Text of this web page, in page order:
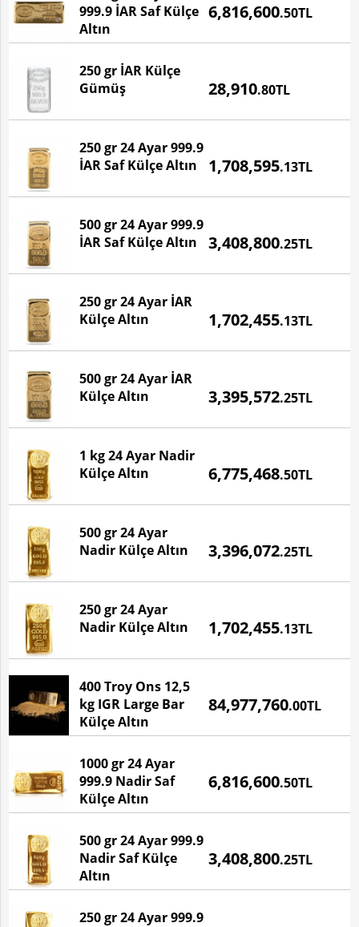
999.9 İAR Saf Külçe
Altın
6,816,600.50TL
250 gr İAR Külçe
Gümüş
28,910.80TL
250 gr 24 Ayar 999.9
İAR Saf Külçe Altın
1,708,595.13TL
500 gr 24 Ayar 999.9
İAR Saf Külçe Altın
3,408,800.25TL
250 gr 24 Ayar İAR
Külçe Altın
1,702,455.13TL
500 gr 24 Ayar İAR
Külçe Altın
3,395,572.25TL
1 kg 24 Ayar Nadir
Külçe Altın
6,775,468.50TL
500 gr 24 Ayar
Nadir Külçe Altın
3,396,072.25TL
250 gr 24 Ayar
Nadir Külçe Altın
1,702,455.13TL
400 Troy Ons 12,5
kg IGR Large Bar
Külçe Altın
84,977,760.00TL
1000 gr 24 Ayar
999.9 Nadir Saf
Külçe Altın
6,816,600.50TL
500 gr 24 Ayar 999.9
Nadir Saf Külçe
Altın
3,408,800.25TL
250 gr 24 Ayar 999.9